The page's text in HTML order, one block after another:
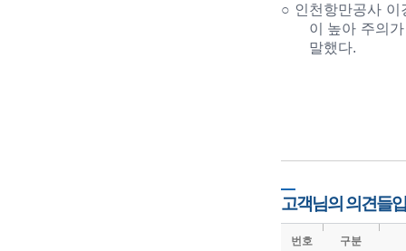
○ 인천항만공사
이 높아 주의
말했다.
고객님의 의견들
번호 구분